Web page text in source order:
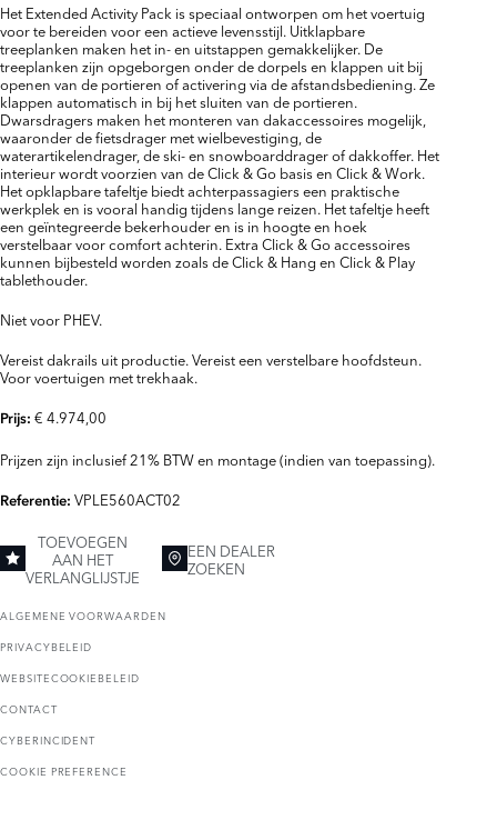
Het Extended Activity Pack is speciaal ontworpen om het voertuig
voor te bereiden voor een actieve levensstijl. Uitklapbare
treeplanken maken het in- en uitstappen gemakkelijker. De
treeplanken zijn opgeborgen onder de dorpels en klappen uit bij
openen van de portieren of activering via de afstandsbediening. Ze
klappen automatisch in bij het sluiten van de portieren.
Dwarsdragers maken het monteren van dakaccessoires mogelijk,
waaronder de fietsdrager met wielbevestiging, de
waterartikelendrager, de ski- en snowboarddrager of dakkoffer. Het
interieur wordt voorzien van de Click & Go basis en Click & Work.
Het opklapbare tafeltje biedt achterpassagiers een praktische
werkplek en is vooral handig tijdens lange reizen. Het tafeltje heeft
een geïntegreerde bekerhouder en is in hoogte en hoek
verstelbaar voor comfort achterin. Extra Click & Go accessoires
kunnen bijbesteld worden zoals de Click & Hang en Click & Play
tablethouder.
Niet voor PHEV.
Vereist dakrails uit productie. Vereist een verstelbare hoofdsteun.
Voor voertuigen met trekhaak.
Prijs: € 4.974,00
Prijzen zijn inclusief 21% BTW en montage (indien van toepassing).
Referentie: VPLE560ACT02
TOEVOEGEN
AAN HET
VERLANGLIJSTJE
EEN DEALER
ZOEKEN
ALGEMENE VOORWAARDEN
PRIVACYBELEID
WEBSITECOOKIEBELEID
CONTACT
CYBERINCIDENT
COOKIE PREFERENCE